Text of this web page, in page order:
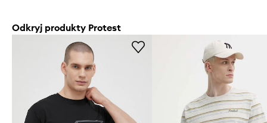
Odkryj produkty Protest